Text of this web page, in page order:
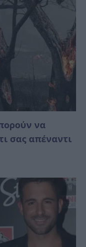
να
σας απέναντι